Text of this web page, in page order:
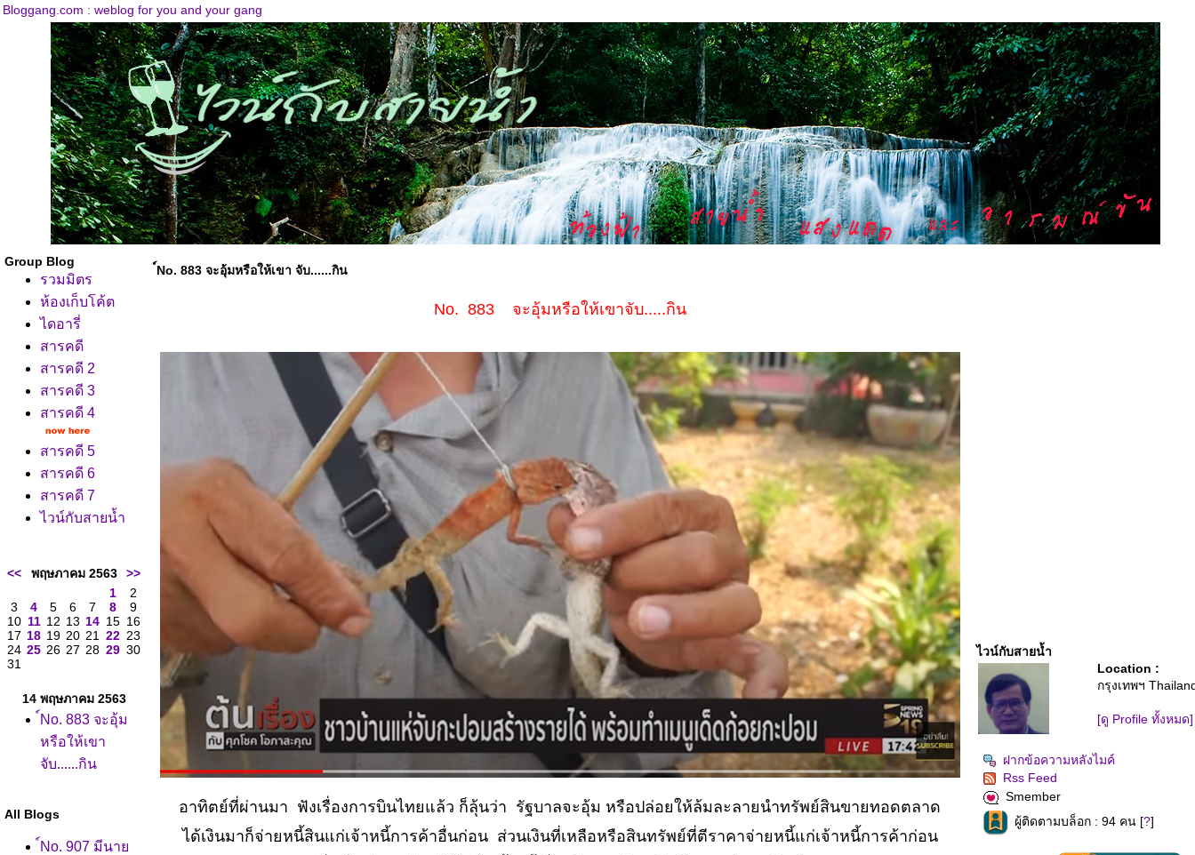
Bloggang.com : weblog for you and your gang
Group Blog
รวมมิตร
ห้องเก็บโค้ต
ไดอารี่
สารคดี
สารคดี 2
สารคดี 3
สารคดี 4
สารคดี 5
สารคดี 6
สารคดี 7
ไวน์กับสายน้ำ
<< พฤษภาคม 2563
>>
1
2
3
4 5 6 7 8
9
10 11 12 13 14 15 16
17 18 19 20 21 22 23
24 25 26 27 28 29 30
31
14 พฤษภาคม 2563
์No. 883 จะอุ้ม
หรือให้เขา
จับ......กิน
All Blogs
์No. 907 มีนา
์No. 883 จะอุ้มหรือให้เขา จับ......กิน
No. 883 จะอุ้มหรือให้เขาจับ.....กิน
อาทิตย์ที่ผ่านมา ฟังเรื่องการบินไทยแล้ว ก็ลุ้นว่า รัฐบาลจะอุ้ม หรือปล่อยให้ล้มละลายนำทรัพย์สินขายทอดตลาด
ได้เงินมาก็จ่ายหนี้สินแก่เจ้าหนี้การค้าอื่นก่อน ส่วนเงินที่เหลือหรือสินทรัพย์ที่ตีราคาจ่ายหนี้แก่เจ้าหนี้การค้าก่อน
ไวน์กับสายน้ำ
Location :
กรุงเทพฯ
[ดู Profile ทั้งหมด]
ฝากข้อความหลังไมค์
Rss Feed
Smember
ผู้ติดตามบล็อก : 94 คน [?]